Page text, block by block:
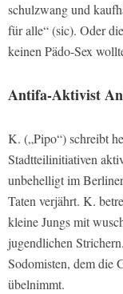
schulzwang und
für alle“ (sic). Oder
keinen Pädo-Sex
Antifa-Aktivist
K. („Pipo“) schreibt
Stadtteilinitiativen
unbehelligt im
Taten verjährt. K.
kleine Jungs mit
jugendlichen
Sodomisten, dem die
übelnimmt.